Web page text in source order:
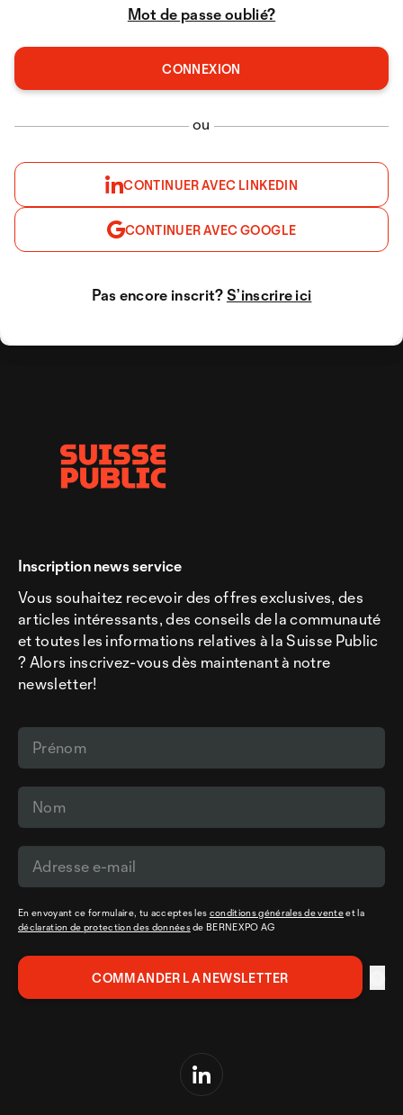
Mot de passe oublié?
ou
CONTINUER AVEC LINKEDIN
CONTINUER AVEC GOOGLE
Pas encore inscrit?S’inscrire ici
Inscription news service
Vous souhaitez recevoir des offres exclusives, des
articles intéressants, des conseils de la communauté
et toutes les informations relatives à la Suisse Public
? Alors inscrivez-vous dès maintenant à notre
newsletter!
En envoyant ce formulaire, tu acceptes les conditions générales de venteet la
déclaration de protection des donnéesde BERNEXPO AG